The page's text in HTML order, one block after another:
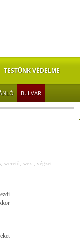
TESTÜNK VÉDELME
BULVÁR
, szerető szexi végzet